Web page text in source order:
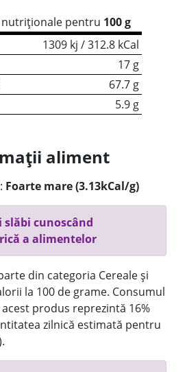
pentru 100 g
1309 kj / 312.8 kCal
17 g
67.7 g
5.9 g
aliment
Foarte mare (3.13kCal/g)
cunoscând
a alimentelor
din categoria Cereale și
la 100 de grame. Consumul
produs reprezintă 16%
zilnică estimată pentru